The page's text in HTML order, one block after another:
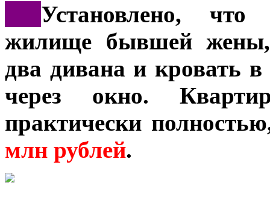
Установлено,
жилище бывшей жены,
два дивана и кровать
через окно.
практически
млн рублей.